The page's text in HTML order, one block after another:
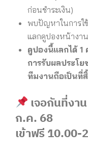
ก่อนชำระเงิน)
พบปัญหาในการใ
แลกคูปองหน้างา
คูปองนี้แลกได้
การรับผลประโ
ทีมงานถือเป็นที่
เจอกันที่งาน
ก.ค. 68
เข้าฟรี 10.00-